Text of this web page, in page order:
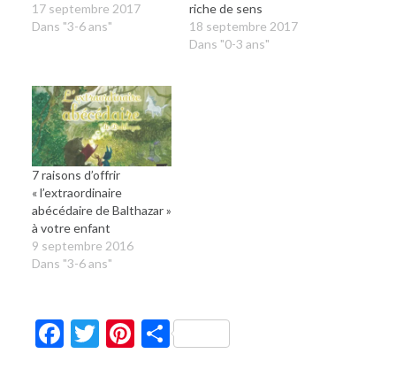
17 septembre 2017
Dans "3-6 ans"
riche de sens
18 septembre 2017
Dans "0-3 ans"
7 raisons d’offrir
« l’extraordinaire
abécédaire de Balthazar »
à votre enfant
9 septembre 2016
Dans "3-6 ans"
Facebook
Twitter
Pinterest
Partager